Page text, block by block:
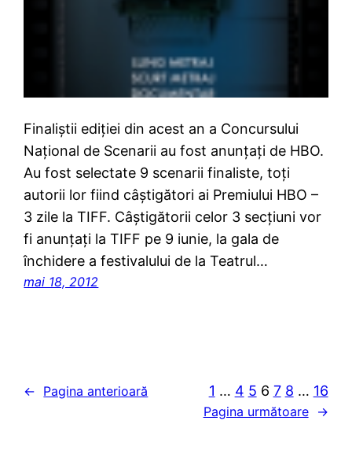
Finaliştii ediţiei din acest an a Concursului
Naţional de Scenarii au fost anunţaţi de HBO.
Au fost selectate 9 scenarii finaliste, toţi
autorii lor fiind câştigători ai Premiului HBO –
3 zile la TIFF. Câştigătorii celor 3 secţiuni vor
fi anunţaţi la TIFF pe 9 iunie, la gala de
închidere a festivalului de la Teatrul…
mai 18, 2012
← Pagina anterioară 1 … 4 5 6 7 8 … 16
Pagina următoare →